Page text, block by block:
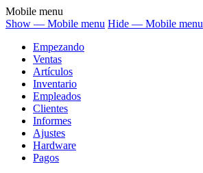
Mobile menu
Show — Mobile menu Hide — Mobile menu
Empezando
Ventas
Artículos
Inventario
Empleados
Clientes
Informes
Ajustes
Hardware
Pagos